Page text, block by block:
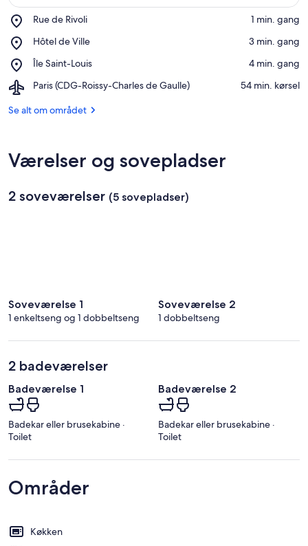
Rue de Rivoli
Place,
de
Rivoli
‪1 min. gang‬
Hôtel de Ville
Place,
de
‪3 min. gang‬
Île Saint-Louis
Place,
Saint-
‪4 min. gang‬
Paris (CDG-Roissy-Charles de Gaulle)
Airport,
(CDG-
Gaulle)
‪54 min. kørsel‬
Se alt om området
Værelser og sovepladser
2 soveværelser (5 sovepladser)
Soveværelse 1
1 enkeltseng og 1 dobbeltseng
Soveværelse 2
1 dobbeltseng
2 badeværelser
Badeværelse 1
Badekar eller brusekabine ·
Toilet
Badeværelse 2
Badekar eller brusekabine ·
Toilet
Områder
Køkken